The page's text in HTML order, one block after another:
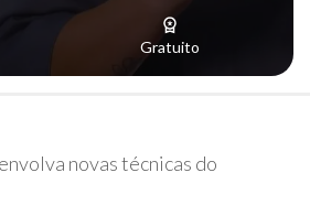
Gratuito
novas técnicas do